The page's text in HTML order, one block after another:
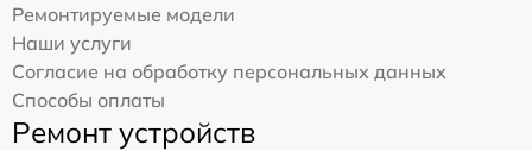
Ремонтируемые модели
Наши услуги
Согласие на обработку персональных данных
Способы оплаты
Ремонт устройств